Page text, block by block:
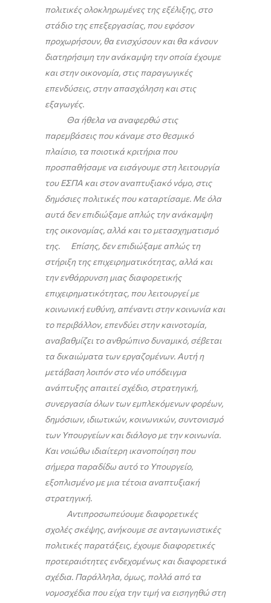
πολιτικές ολοκληρωμένες της εξέλιξης, στο
στάδιο της επεξεργασίας, που εφόσον
προχωρήσουν, θα ενισχύσουν και θα κάνουν
διατηρήσιμη την ανάκαμψη την οποία έχουμε
και στην οικονομία, στις παραγωγικές
επενδύσεις, στην απασχόληση και στις
εξαγωγές.
Θα ήθελα να αναφερθώ στις
παρεμβάσεις που κάναμε στο θεσμικό
πλαίσιο, τα ποιοτικά κριτήρια που
προσπαθήσαμε να εισάγουμε στη λειτουργία
του ΕΣΠΑ και στον αναπτυξιακό νόμο, στις
δημόσιες πολιτικές που καταρτίσαμε. Με όλα
αυτά δεν επιδιώξαμε απλώς την ανάκαμψη
της οικονομίας, αλλά και το μετασχηματισμό
της. Επίσης, δεν επιδιώξαμε απλώς τη
στήριξη της επιχειρηματικότητας, αλλά και
την ενθάρρυνση μιας διαφορετικής
επιχειρηματικότητας, που λειτουργεί με
κοινωνική ευθύνη, απέναντι στην κοινωνία και
το περιβάλλον, επενδύει στην καινοτομία,
αναβαθμίζει το ανθρώπινο δυναμικό, σέβεται
τα δικαιώματα των εργαζομένων. Αυτή η
μετάβαση λοιπόν στο νέο υπόδειγμα
ανάπτυξης απαιτεί σχέδιο, στρατηγική,
συνεργασία όλων των εμπλεκόμενων φορέων,
δημόσιων, ιδιωτικών, κοινωνικών, συντονισμό
των Υπουργείων και διάλογο με την κοινωνία.
Και νοιώθω ιδιαίτερη ικανοποίηση που
σήμερα παραδίδω αυτό το Υπουργείο,
εξοπλισμένο με μια τέτοια αναπτυξιακή
στρατηγική.
Αντιπροσωπεύουμε διαφορετικές
σχολές σκέψης, ανήκουμε σε ανταγωνιστικές
πολιτικές παρατάξεις, έχουμε διαφορετικές
προτεραιότητες ενδεχομένως και διαφορετικά
σχέδια. Παράλληλα, όμως, πολλά από τα
νομοσχέδια που είχα την τιμή να εισηγηθώ στη